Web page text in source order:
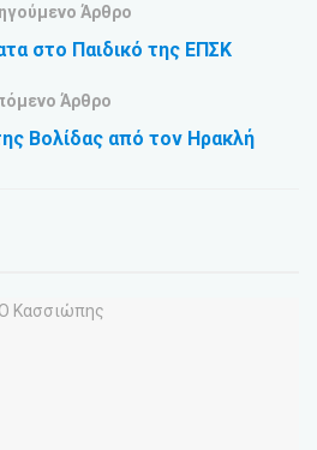
Άρθρο
στο Παιδικό της ΕΠΣΚ
Άρθρο
Βολίδας από τον Ηρακλή